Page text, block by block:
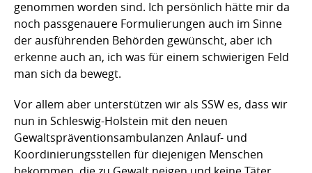
genommen worden sind. Ich persönlich hätte mir da
noch passgenauere Formulierungen auch im Sinne
der ausführenden Behörden gewünscht, aber ich
erkenne auch an, ich was für einem schwierigen Feld
man sich da bewegt.
Vor allem aber unterstützen wir als SSW es, dass wir
nun in Schleswig-Holstein mit den neuen
Gewaltspräventionsambulanzen Anlauf- und
Koordinierungsstellen für diejenigen Menschen